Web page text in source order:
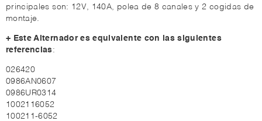
principales son: 12V, 140A, polea de 8 canales y 2 cogidas de
montaje.
+ Este Alternador es equivalente con las siguientes
referencias:
026420
0986AN0607
0986UR0314
1002116052
100211-6052